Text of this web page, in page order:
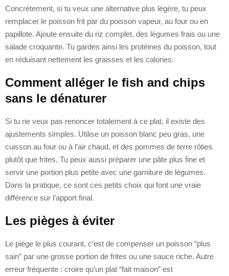
Concrètement, si tu veux une alternative plus légère, tu peux
remplacer le poisson frit par du poisson vapeur, au four ou en
papillote. Ajoute ensuite du riz complet, des légumes frais ou une
salade croquante. Tu gardes ainsi les protéines du poisson, tout
en réduisant nettement les graisses et les calories.
Comment alléger le fish and chips
sans le dénaturer
Si tu ne veux pas renoncer totalement à ce plat, il existe des
ajustements simples. Utilise un poisson blanc peu gras, une
cuisson au four ou à l’air chaud, et des pommes de terre rôties
plutôt que frites. Tu peux aussi préparer une pâte plus fine et
servir une portion plus petite avec une garniture de légumes.
Dans la pratique, ce sont ces petits choix qui font une vraie
différence sur l’apport final.
Les pièges à éviter
Le piège le plus courant, c’est de compenser un poisson “plus
sain” par une grosse portion de frites ou une sauce riche. Autre
erreur fréquente : croire qu’un plat “fait maison” est